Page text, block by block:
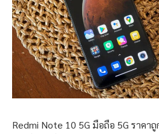
Redmi Note 10 5G มือถือ 5G ราคา